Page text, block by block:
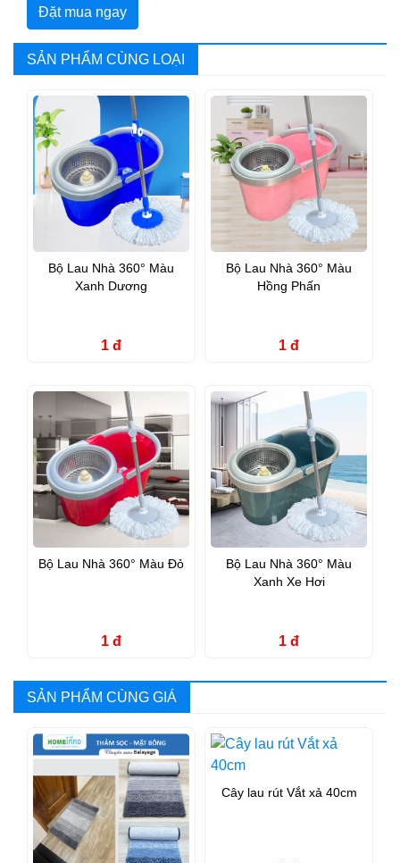
Đặt mua ngay
SẢN PHẨM CÙNG LOẠI
Bộ Lau Nhà 360° Màu
Xanh Dương
1 đ
Bộ Lau Nhà 360° Màu
Hồng Phấn
1 đ
Bộ Lau Nhà 360° Màu Đỏ
1 đ
Bộ Lau Nhà 360° Màu
Xanh Xe Hơi
1 đ
SẢN PHẨM CÙNG GIÁ
Cây lau rút Vắt xả 40cm